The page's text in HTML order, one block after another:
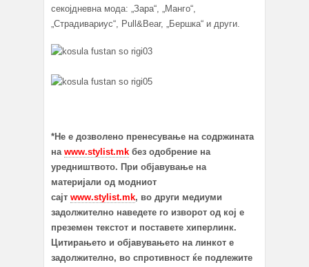
секојдневна мода: „Зара“, „Манго“,
„Страдивариус“, Pull&Bear, „Бершка“ и други.
*Не е дозволено пренесување на содржината
на www.stylist.mk без одобрение на
уредништвото. При објавување на
материјали од модниот
сајт www.stylist.mk, во други медиуми
задолжително наведете го изворот од кој е
преземен текстот и поставете хиперлинк.
Цитирањето и објавувањето на линкот е
задолжително, во спротивност ќе подлежите